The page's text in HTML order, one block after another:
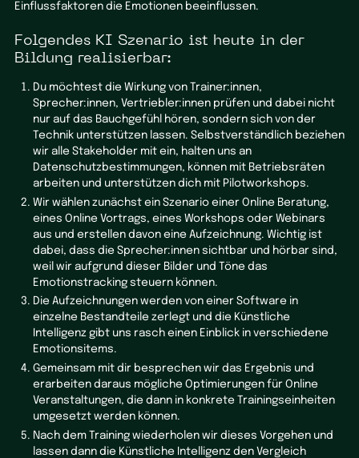
Einflussfaktoren die Emotionen beeinflussen.
Folgendes KI Szenario ist heute in der
Bildung realisierbar:
Du möchtest die Wirkung von Trainer:innen,
Sprecher:innen, Vertriebler:innen prüfen und dabei nicht
nur auf das Bauchgefühl hören, sondern sich von der
Technik unterstützen lassen. Selbstverständlich beziehen
wir alle Stakeholder mit ein, halten uns an
Datenschutzbestimmungen, können mit Betriebsräten
arbeiten und unterstützen dich mit Pilotworkshops.
Wir wählen zunächst ein Szenario einer Online Beratung,
eines Online Vortrags, eines Workshops oder Webinars
aus und erstellen davon eine Aufzeichnung. Wichtig ist
dabei, dass die Sprecher:innen sichtbar und hörbar sind,
weil wir aufgrund dieser Bilder und Töne das
Emotionstracking steuern können.
Die Aufzeichnungen werden von einer Software in
einzelne Bestandteile zerlegt und die Künstliche
Intelligenz gibt uns rasch einen Einblick in verschiedene
Emotionsitems.
Gemeinsam mit dir besprechen wir das Ergebnis und
erarbeiten daraus mögliche Optimierungen für Online
Veranstaltungen, die dann in konkrete Trainingseinheiten
umgesetzt werden können.
Nach dem Training wiederholen wir dieses Vorgehen und
lassen dann die Künstliche Intelligenz den Vergleich